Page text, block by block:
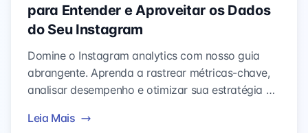
para Entender e Aproveitar os Dados
do Seu Instagram
Domine o Instagram analytics com nosso guia
abrangente. Aprenda a rastrear métricas-chave,
analisar desempenho e otimizar sua estratégia de
Leia Mais